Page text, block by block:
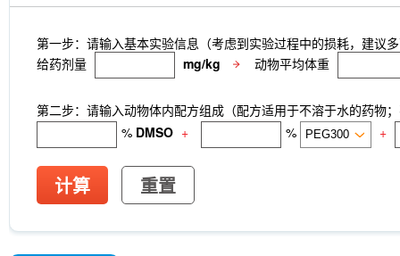
第一步：请输入基本实验信息（考虑到实验过程中的损耗，建议
给药剂量
mg/kg 动物平均体重
第二步：请输入动物体内配方组成（配方适用于不溶于水的药物
% DMSO + % +
计算 重置